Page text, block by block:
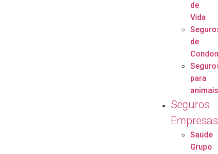
de
Vida
de
para
Seguros
Empresas
Saúde
Grupo